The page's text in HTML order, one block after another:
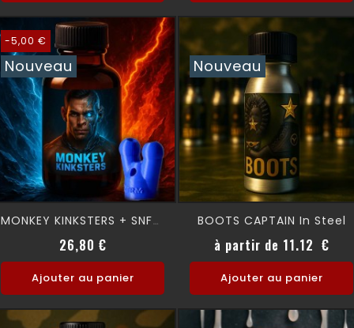
-5,00 €
Nouveau
MONKEY KINKSTERS + SNFFR 30 Ml
26,80 €Prix normal
Prix
Ajouter au panier
Nouveau
BOOTS CAPTAIN In Steel
à partir de 11.12 €Prix
Ajouter au panier